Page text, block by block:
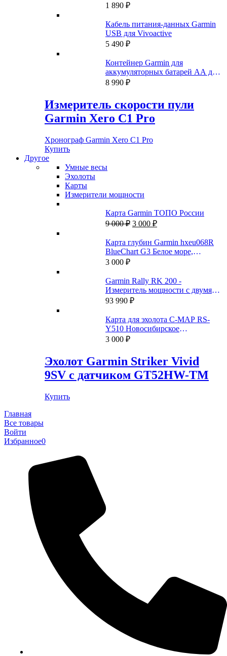
1 890 ₽
Кабель питания-данных Garmin
USB для Vivoactive
5 490 ₽
Контейнер Garmin для
аккумуляторных батарей AA для
Montana 700, 750
8 990 ₽
Измеритель скорости пули
Garmin Xero C1 Pro
Хронограф Garmin Xero C1 Pro
Купить
Другое
Умные весы
Эхолоты
Карты
Измерители мощности
Карта Garmin ТОПО России
9 000₽ Первоначальная
составляла
9
3 000 ₽Текущая
3
000 ₽.
Карта глубин Garmin hxeu068R
BlueChart G3 Белое море,
Баренцево море
3 000 ₽
Garmin Rally RK 200 -
Измеритель мощности с двумя
датчиками
93 990 ₽
Карта для эхолота C-MAP RS-
Y510 Новосибирское
водохранилище и Новосибирск-
3 000 ₽
Эхолот Garmin Striker Vivid
9SV с датчиком GT52HW-TM
Купить
Главная
Все товары
Войти
Избранное0